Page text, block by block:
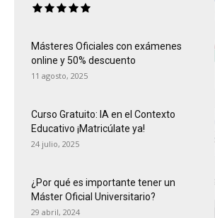
Másteres Oficiales con exámenes
online y 50% descuento
11 agosto, 2025
Curso Gratuito: IA en el Contexto
Educativo ¡Matricúlate ya!
24 julio, 2025
¿Por qué es importante tener un
Máster Oficial Universitario?
29 abril, 2024